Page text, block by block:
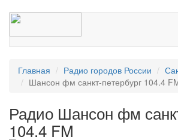
Главная Радио городов России
Шансон фм санкт-петербург 104.4
Радио Шансон фм
104.4 FM